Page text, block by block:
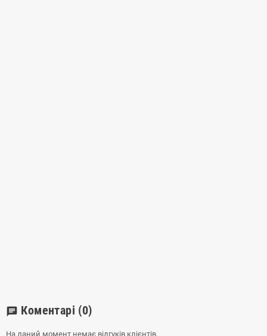
chat Коментарі (0)
На даний момент немає відгуків клієнтів.